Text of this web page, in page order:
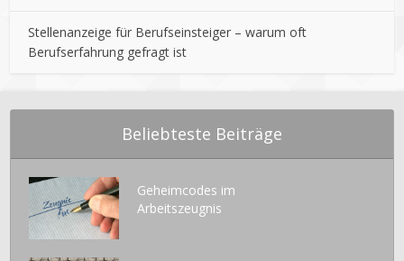
Stellenanzeige für Berufseinsteiger – warum oft
Berufserfahrung gefragt ist
Beliebteste Beiträge
Geheimcodes im
Arbeitszeugnis